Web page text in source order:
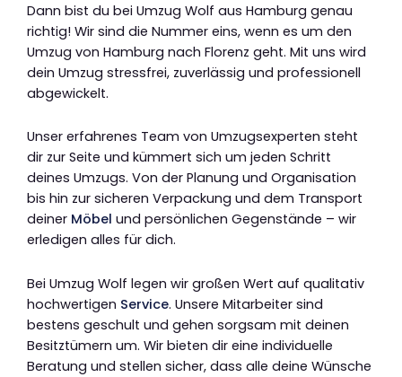
Dann bist du bei Umzug Wolf aus Hamburg genau
richtig! Wir sind die Nummer eins, wenn es um den
Umzug von Hamburg nach Florenz geht. Mit uns wird
dein Umzug stressfrei, zuverlässig und professionell
abgewickelt.
Unser erfahrenes Team von Umzugsexperten steht
dir zur Seite und kümmert sich um jeden Schritt
deines Umzugs. Von der Planung und Organisation
bis hin zur sicheren Verpackung und dem Transport
deiner Möbel und persönlichen Gegenstände – wir
erledigen alles für dich.
Bei Umzug Wolf legen wir großen Wert auf qualitativ
hochwertigen Service. Unsere Mitarbeiter sind
bestens geschult und gehen sorgsam mit deinen
Besitztümern um. Wir bieten dir eine individuelle
Beratung und stellen sicher, dass alle deine Wünsche